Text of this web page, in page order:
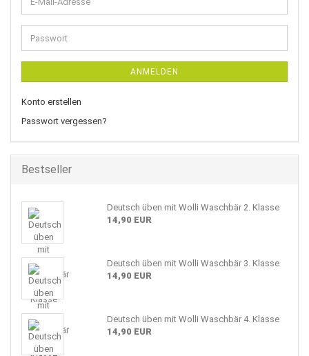
Mail-
Adresse
Passwort
ANMELDEN
Konto erstellen
Passwort vergessen?
Bestseller
Deutsch üben mit Wolli Waschbär 2. Klasse
14,90 EUR
Deutsch üben mit Wolli Waschbär 3. Klasse
14,90 EUR
Deutsch üben mit Wolli Waschbär 4. Klasse
14,90 EUR